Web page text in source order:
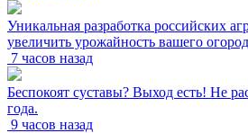
Уникальная разработка российских
увеличить урожайность вашего
7 часов назад
Беспокоят суставы? Выход есть! Не
года.
9 часов назад